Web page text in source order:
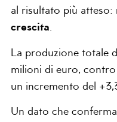
al risultato più atteso:
crescita.
La produzione totale
milioni di euro,
un incremento del
Un dato che